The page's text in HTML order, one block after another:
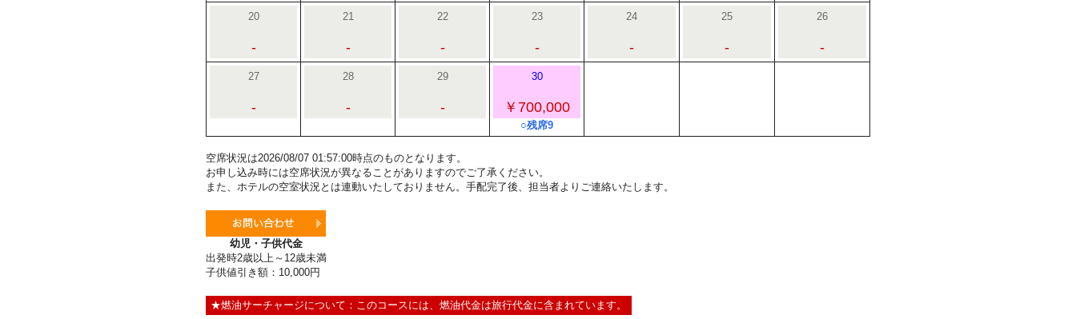
20
-
21
-
22
-
23
-
24
-
25
-
26
-
27
-
28
-
29
-
30
￥700,000
○残席9
空席状況は2026/08/07 01:57:00時点のものとなります。
お申し込み時には空席状況が異なることがありますのでご了承ください。
また、ホテルの空室状況とは連動いたしておりません。手配完了後、担当者よりご連絡いたします。
幼児・子供代金
出発時2歳以上～12歳未満
子供値引き額：10,000円
★燃油サーチャージについて：このコースには、燃油代金は旅行代金に含まれています。